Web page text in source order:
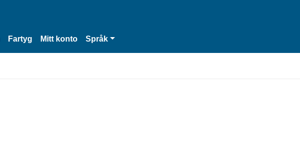
Fartyg Mitt konto Språk